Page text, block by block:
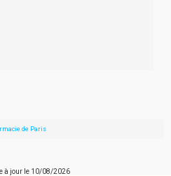
de Paris
à jour le 10/08/2026